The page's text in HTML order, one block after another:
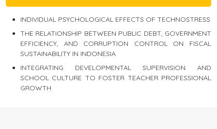
INDIVIDUAL PSYCHOLOGICAL EFFECTS OF TECHNOSTRESS
THE RELATIONSHIP BETWEEN PUBLIC DEBT, GOVERNMENT
EFFICIENCY, AND CORRUPTION CONTROL ON FISCAL
SUSTAINABILITY IN INDONESIA
INTEGRATING DEVELOPMENTAL SUPERVISION AND
SCHOOL CULTURE TO FOSTER TEACHER PROFESSIONAL
GROWTH